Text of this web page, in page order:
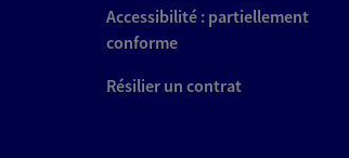
Accessibilité : partiellement
conforme
Résilier un contrat